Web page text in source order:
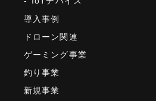
導入事例
ドローン関連
ゲーミング事業
釣り事業
新規事業